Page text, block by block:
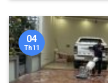
04
Th11